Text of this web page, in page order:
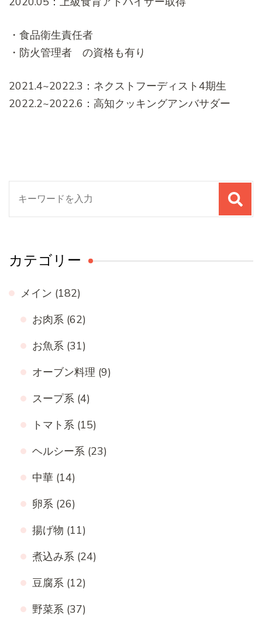
・食品衛生責任者
・防火管理者 の資格も有り
2021.4~2022.3：ネクストフーディスト4期生
2022.2~2022.6：高知クッキングアンバサダー
カテゴリー
メイン (182)
お肉系 (62)
お魚系 (31)
オーブン料理 (9)
スープ系 (4)
トマト系 (15)
ヘルシー系 (23)
中華 (14)
卵系 (26)
揚げ物 (11)
煮込み系 (24)
豆腐系 (12)
野菜系 (37)